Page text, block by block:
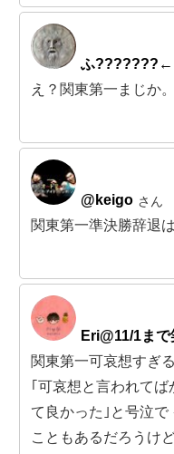
ふ
え？関東第一まじか。
@keigo さん
関東第一準決勝辞退
Eri@11/1ま
関東第一可哀想すぎ
｢可哀想と言われて
て良かった｣と号泣
こともあるだろうけ